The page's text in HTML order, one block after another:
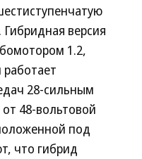
версия
1.2,
работает
28-сильным
48-вольтовой
под
что гибрид